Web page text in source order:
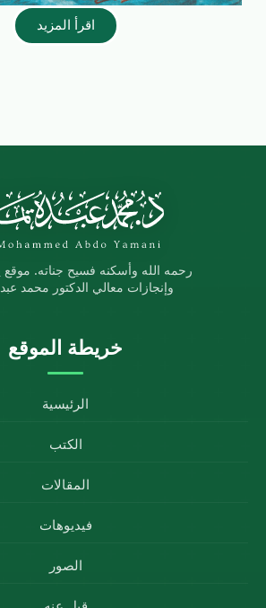
اقرأ المزيد
رحمه الله وأسكنه فسيح جناته.
وإنجازات معالي الدكتور محمد
خريطة الموقع
الرئيسية
الكتب
المقالات
فيديوهات
الصور